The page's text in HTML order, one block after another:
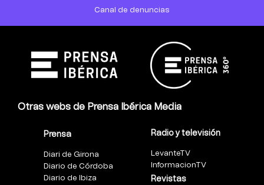
Canal de denuncias
Otras webs de Prensa Ibérica Media
Prensa
Diari de Girona
Diario de Córdoba
Diario de Ibiza
Radio y televisión
LevanteTV
InformacionTV
Revistas